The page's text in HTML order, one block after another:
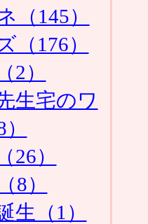
（145）
（176）
2）
生宅のワ
26）
8）
生（1）